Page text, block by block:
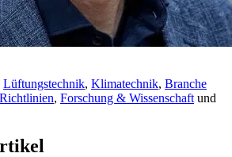
Lüftungstechnik, Klimatechnik, Branche
, Forschung & Wissenschaft und